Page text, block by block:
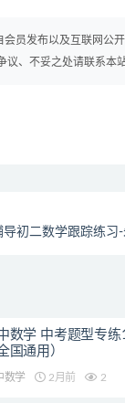
会员发布以及互联网公
议、不妥之处请联系本
初二数学跟踪练习-
数学 中考题型专
国通用）
数学 2月前 2